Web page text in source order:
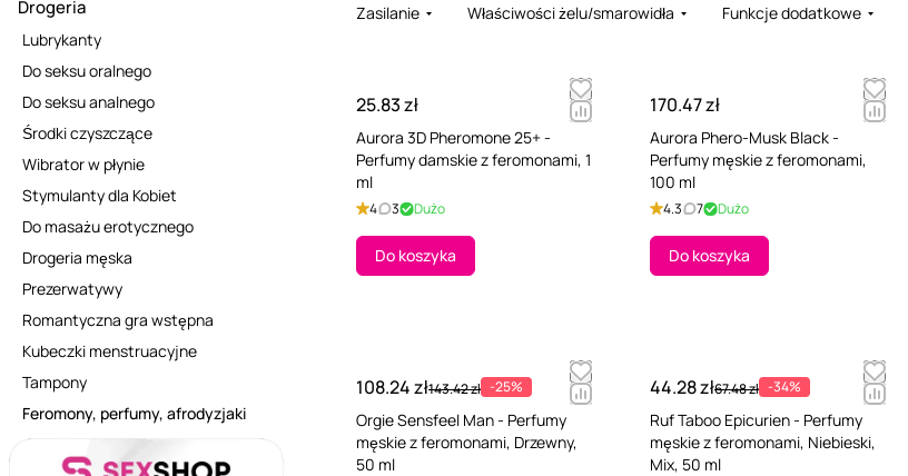
Zasilanie
Właściwości żelu/smarowidła Funkcje dodatkowe
25.83 zł
Aurora 3D Pheromone 25+ -
Perfumy damskie z feromonami, 1
ml
4 3 Dużo
Do koszyka
170.47 zł
Aurora Phero-Musk Black -
Perfumy męskie z feromonami,
100 ml
4.3 7 Dużo
Do koszyka
108.24 zł143.42 zł -25%
Orgie Sensfeel Man - Perfumy
męskie z feromonami, Drzewny,
50 ml
44.28 zł67.48 zł -34%
Ruf Taboo Epicurien - Perfumy
męskie z feromonami, Niebieski,
Mix, 50 ml
Drogeria
Lubrykanty
Do seksu oralnego
Do seksu analnego
Środki czyszczące
Wibrator w płynie
Stymulanty dla Kobiet
Do masażu erotycznego
Drogeria męska
Prezerwatywy
Romantyczna gra wstępna
Kubeczki menstruacyjne
Tampony
Feromony, perfumy, afrodyzjaki